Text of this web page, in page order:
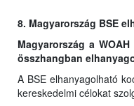
8. Magyarország BSE
Magyarország a
összhangban
A BSE elhanyagolható
kereskedelmi célokat